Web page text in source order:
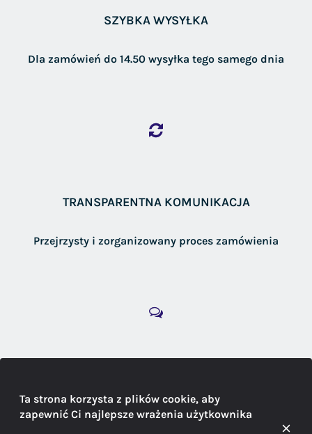
SZYBKA WYSYŁKA
Dla zamówień do 14.50 wysyłka tego samego dnia
TRANSPARENTNA KOMUNIKACJA
Przejrzysty i zorganizowany proces zamówienia
Doradzamy na każdym etapie zakupu
Ta strona korzysta z plików cookie, aby
zapewnić Ci najlepsze wrażenia użytkownika